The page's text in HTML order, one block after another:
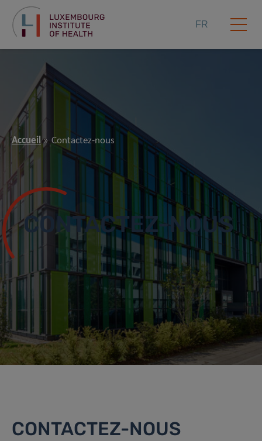
FR
Accueil Contactez-nous
CONTACTEZ-NOUS
CONTACTEZ-NOUS